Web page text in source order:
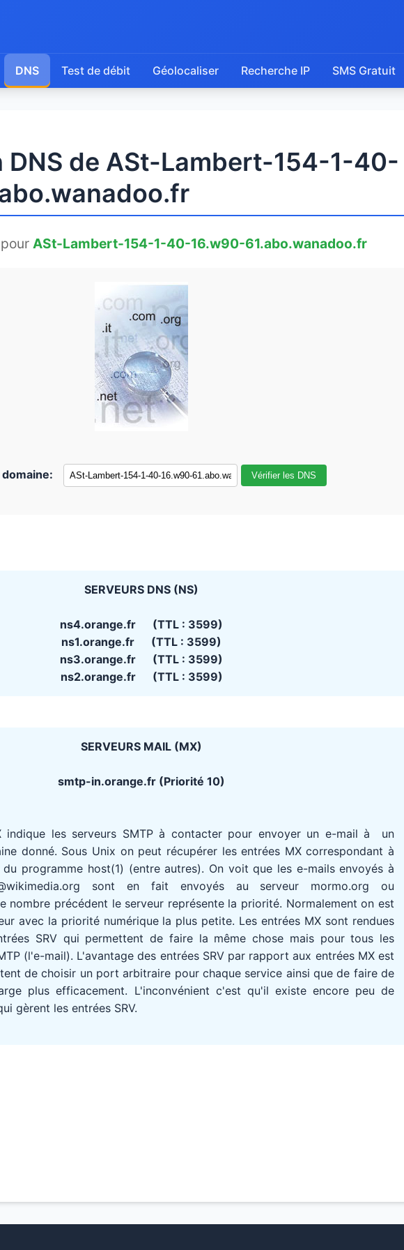
DNS Test de débit Géolocaliser Recherche IP SMS Gratuit
DNS de ASt-Lambert-154-1-40-
ASt-Lambert-154-1-40-16.w90-61.abo.wanadoo.fr
Vérifier les DNS
SERVEURS DNS (NS)
ns4.orange.fr (TTL : 3599)
ns1.orange.fr (TTL : 3599)
ns3.orange.fr (TTL : 3599)
ns2.orange.fr (TTL : 3599)
SERVEURS MAIL (MX)
smtp-in.orange.fr (Priorité 10)
indique les serveurs SMTP à contacter pour envoyer un e-mail à un
donné. Sous Unix on peut récupérer les entrées MX correspondant à
programme host(1) (entre autres). On voit que les e-mails envoyés à
sont en fait envoyés au serveur mormo.org ou
nombre précédent le serveur représente la priorité. Normalement on est
avec la priorité numérique la plus petite. Les entrées MX sont rendues
SRV qui permettent de faire la même chose mais pour tous les
(l'e-mail). L'avantage des entrées SRV par rapport aux entrées MX est
de choisir un port arbitraire pour chaque service ainsi que de faire de
plus efficacement. L'inconvénient c'est qu'il existe encore peu de
gèrent les entrées SRV.